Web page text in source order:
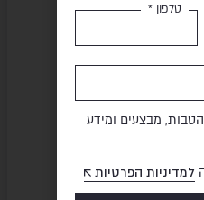
טלפון *
מבצעים ומידע
למדיניות הפרטיות